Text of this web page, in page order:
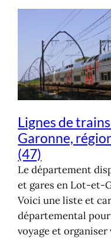
Lignes de
Garonne,
(47)
Le département
et gares en Lot-et-
Voici une liste et
départemental
voyage et